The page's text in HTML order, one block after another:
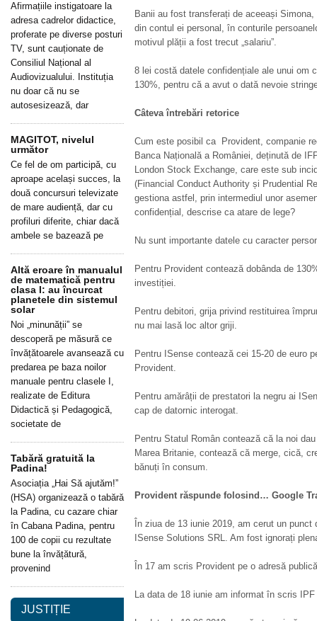
Banii au fost transferați de aceeași
din contul ei personal, în conturile
motivul plății a fost trecut „salariu”.
8 lei costă datele confidențiale ale unui om
130%, pentru că a avut o dată nevoie
Câteva întrebări retorice
Cum este posibil ca Provident, companie
Banca Națională a României, deținută de
London Stock Exchange, care este sub
(Financial Conduct Authority și Prudential
gestiona astfel, prin intermediul unor
confidențial, descrise ca atare de lege?
Nu sunt importante datele cu caracter
Pentru Provident contează dobânda de
investiției.
Pentru debitori, grija privind restituirea
nu mai lasă loc altor griji.
Pentru ISense contează cei 15-20 de euro
Provident.
Pentru amărâții de prestatori la negru ai
cap de datornic interogat.
Pentru Statul Român contează că la noi
Marea Britanie, contează că merge, cică,
bănuți în consum.
Provident răspunde folosind… Google
În ziua de 13 iunie 2019, am cerut un punct
ISense Solutions SRL. Am fost ignorați
În 17 am scris Provident pe o adresă
La data de 18 iunie am informat în scris IPF
Afirmațiile instigatoare la
adresa cadrelor didactice,
proferate pe diverse posturi
TV, sunt cauționate de
Consiliul Național al
Audiovizualului. Instituția
nu doar că nu se
autosesizează, dar
MAGITOT, nivelul
următor
Ce fel de om participă, cu
aproape același succes, la
două concursuri televizate
de mare audiență, dar cu
profiluri diferite, chiar dacă
ambele se bazează pe
Altă eroare în manualul
de matematică pentru
clasa I: au încurcat
planetele din sistemul
solar
Noi „minunății” se
descoperă pe măsură ce
învățătoarele avansează cu
predarea pe baza noilor
manuale pentru clasele I,
realizate de Editura
Didactică și Pedagogică,
societate de
Tabără gratuită la
Padina!
Asociația „Hai Să ajutăm!”
(HSA) organizează o tabără
la Padina, cu cazare chiar
în Cabana Padina, pentru
100 de copii cu rezultate
bune la învățătură,
provenind
JUSTIȚIE